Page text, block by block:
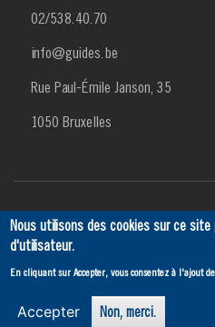
02/538.40.70
info@guides.be
Rue Paul-Émile Janson, 35
1050 Bruxelles
Menu
Footer
Actualités Agenda SCRIBe
Nous utilisons des cookies sur ce site
d'utilisateur.
En cliquant sur Accepter, vous consentez à l'ajout de
Accepter Non, merci.